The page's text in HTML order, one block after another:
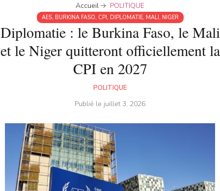
Accueil POLITIQUE
AES, BURKINA FASO, CPI, DIPLOMATIE, MALI, NIGER
Diplomatie : le Burkina Faso, le Mali
et le Niger quitteront officiellement la
CPI en 2027
POLITIQUE
Publié le juillet 3, 2026